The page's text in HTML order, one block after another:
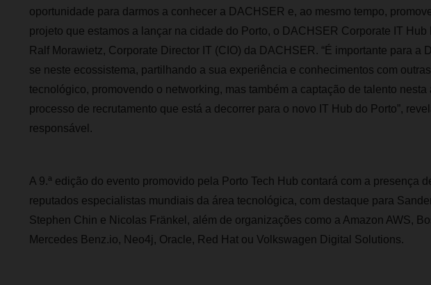
oportunidade para darmos a conhecer a DACHSER e, ao mesmo tempo,
projeto que estamos a lançar na cidade do Porto, o DACHSER Corporate IT Hub
Ralf Morawietz, Corporate Director IT (CIO) da DACHSER. “É importante para a
se neste ecossistema, partilhando a sua experiência e conhecimentos com
tecnológico, promovendo o networking, mas também a captação de talento nesta
processo de recrutamento que está a decorrer para o novo IT Hub do Porto”,
responsável.
A 9.ª edição do evento promovido pela Porto Tech Hub contará com a presença
reputados especialistas mundiais da área tecnológica, com destaque para
Stephen Chin e Nicolas Fränkel, além de organizações como a Amazon AWS,
Mercedes Benz.io, Neo4j, Oracle, Red Hat ou Volkswagen Digital Solutions.